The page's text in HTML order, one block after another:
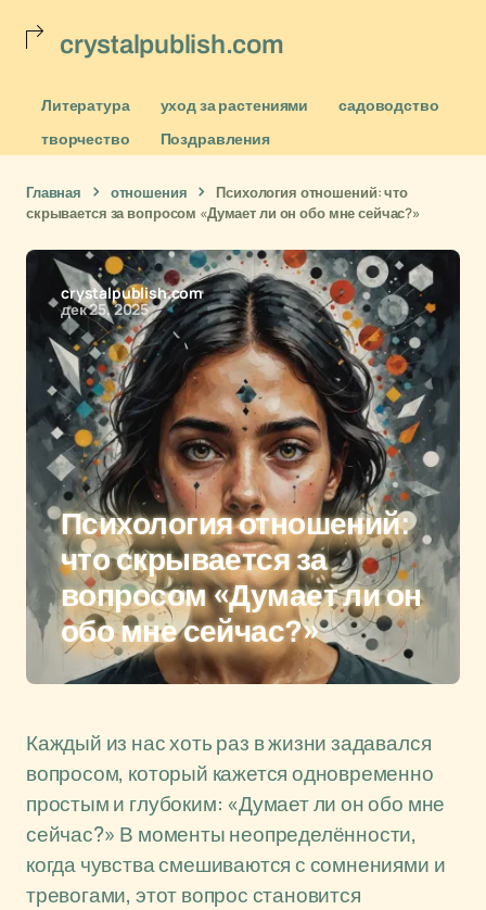
crystalpublish.com
Литература уход за растениями
садоводство
творчество
Поздравления
Главная отношения
Психология отношений: что
скрывается за вопросом «Думает ли он обо мне сейчас?»
crystalpublish.com
дек 25, 2025
Психология отношений:
что скрывается за
вопросом «Думает ли он
обо мне сейчас?»
Каждый из нас хоть раз в жизни задавался
вопросом, который кажется одновременно
простым и глубоким: «Думает ли он обо мне
сейчас?» В моменты неопределённости,
когда чувства смешиваются с сомнениями и
тревогами, этот вопрос становится